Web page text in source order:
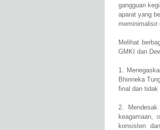
gangguan
aparat yang
meminimalisir
Melihat
GMKI dan
1.
Bhinneka
final dan tidak
2.
keagamaan,
konsisten